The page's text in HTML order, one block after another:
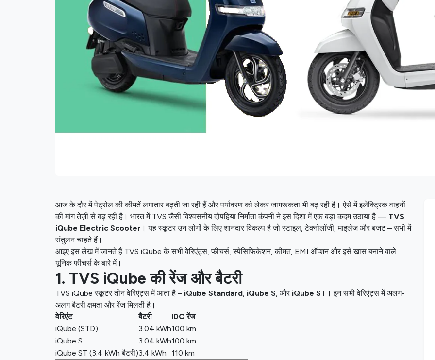
आज के दौर में पेट्रोल की कीमतें लगातार बढ़ती जा रही हैं और पर्यावरण को लेकर जागरूकता भी बढ़ रही है। ऐसे में इलेक्ट्रिक वाहनों
की मांग तेज़ी से बढ़ रही है। भारत में TVS जैसी विश्वसनीय दोपहिया निर्माता कंपनी ने इस दिशा में एक बड़ा कदम उठाया है — TVS
iQube Electric Scooter । यह स्कूटर उन लोगों के लिए शानदार विकल्प है जो स्टाइल, टेक्नोलॉजी, माइलेज और बजट – सभी में
संतुलन चाहते हैं।
आइए इस लेख में जानते हैं TVS iQube के सभी वेरिएंट्स, फीचर्स, स्पेसिफिकेशन, कीमत, EMI ऑप्शन और इसे खास बनाने वाले
यूनिक फीचर्स के बारे में।
1. TVS iQube की रेंज और बैटरी
TVS iQube स्कूटर तीन वेरिएंट्स में आता है – iQube Standard, iQube S, और iQube ST । इन सभी वेरिएंट्स में अलग-
अलग बैटरी क्षमता और रेंज मिलती है।
वेरिएंट
बैटरी
IDC रेंज
iQube (STD)
3.04 kWh100 km
iQube S
3.04 kWh100 km
iQube ST (3.4 kWh बैटरी)3.4 kWh
110 km